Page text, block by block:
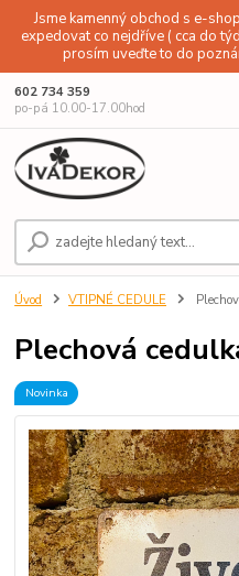
Jsme kamenný obchod s e-
expedovat co nejdříve ( cca do
prosím uveďte to do
602 734 359
po-pá 10.00-17.00hod
Úvod VTIPNÉ CEDULE
Plechová
Novinka